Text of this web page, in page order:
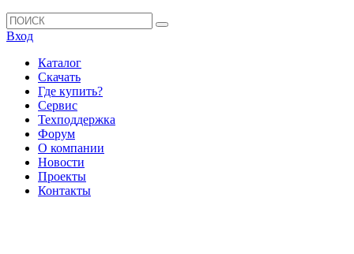
Вход
Каталог
Скачать
Где купить?
Сервис
Техподдержка
Форум
О компании
Новости
Проекты
Контакты